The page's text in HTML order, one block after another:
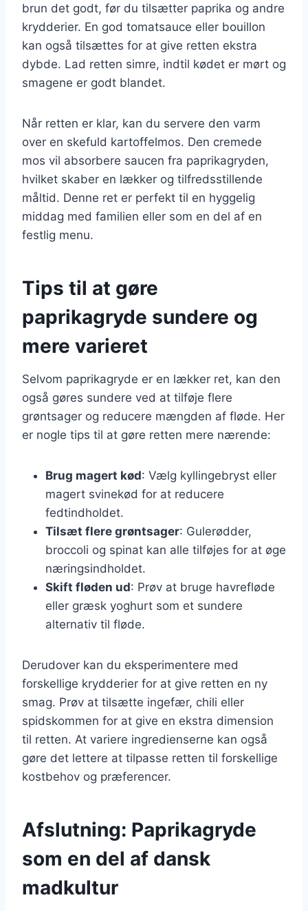
brun det godt, før du tilsætter paprika og andre
krydderier. En god tomatsauce eller bouillon
kan også tilsættes for at give retten ekstra
dybde. Lad retten simre, indtil kødet er mørt og
smagene er godt blandet.
Når retten er klar, kan du servere den varm
over en skefuld kartoffelmos. Den cremede
mos vil absorbere saucen fra paprikagryden,
hvilket skaber en lækker og tilfredsstillende
måltid. Denne ret er perfekt til en hyggelig
middag med familien eller som en del af en
festlig menu.
Tips til at gøre
paprikagryde sundere og
mere varieret
Selvom paprikagryde er en lækker ret, kan den
også gøres sundere ved at tilføje flere
grøntsager og reducere mængden af fløde. Her
er nogle tips til at gøre retten mere nærende:
Brug magert kød: Vælg kyllingebryst eller
magert svinekød for at reducere
fedtindholdet.
Tilsæt flere grøntsager: Gulerødder,
broccoli og spinat kan alle tilføjes for at øge
næringsindholdet.
Skift fløden ud: Prøv at bruge havrefløde
eller græsk yoghurt som et sundere
alternativ til fløde.
Derudover kan du eksperimentere med
forskellige krydderier for at give retten en ny
smag. Prøv at tilsætte ingefær, chili eller
spidskommen for at give en ekstra dimension
til retten. At variere ingredienserne kan også
gøre det lettere at tilpasse retten til forskellige
kostbehov og præferencer.
Afslutning: Paprikagryde
som en del af dansk
madkultur